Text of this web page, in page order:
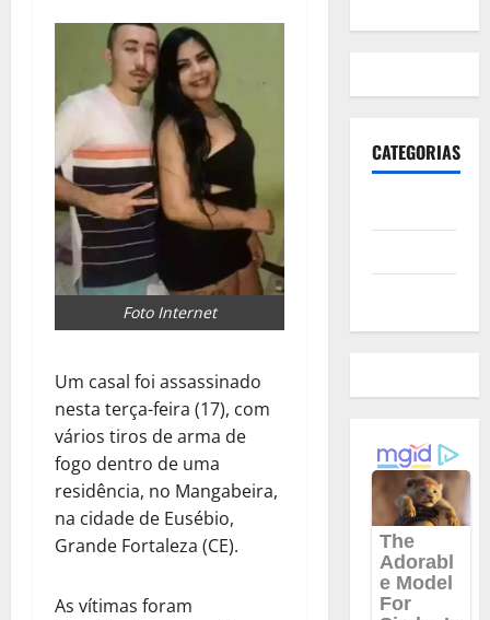
Foto Internet
Um casal foi assassinado
nesta terça-feira (17), com
vários tiros de arma de
fogo dentro de uma
residência, no Mangabeira,
na cidade de Eusébio,
Grande Fortaleza (CE).
As vítimas foram
CATEGORIAS